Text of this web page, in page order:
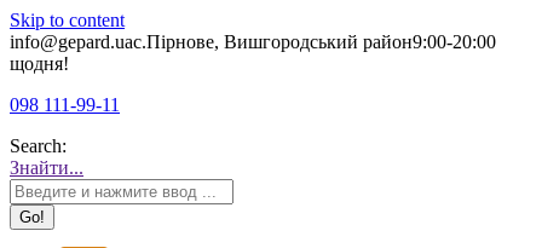
Skip to content
info@gepard.uaс.Пірнове, Вишгородський район9:00-20:00
щодня!
098 111-99-11
Search:
Знайти...